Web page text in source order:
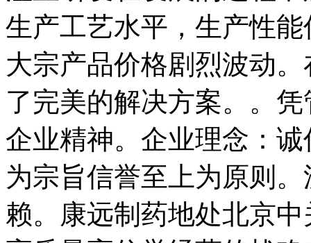
生产工艺水平，生产性
大宗产品价格剧烈波动
了完美的解决方案。。
企业精神。企业理念：
为宗旨信誉至上为原则
赖。康远制药地处北京